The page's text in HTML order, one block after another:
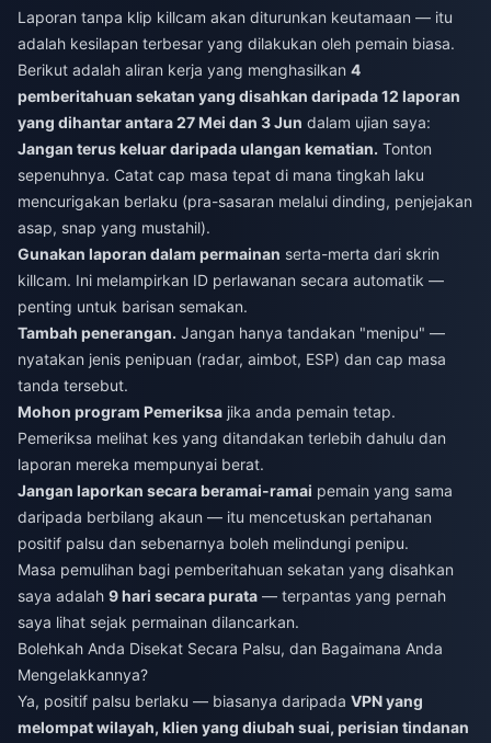
Laporan tanpa klip killcam akan diturunkan keutamaan — itu
adalah kesilapan terbesar yang dilakukan oleh pemain biasa.
Berikut adalah aliran kerja yang menghasilkan 4
pemberitahuan sekatan yang disahkan daripada 12 laporan
yang dihantar antara 27 Mei dan 3 Jun dalam ujian saya:
Jangan terus keluar daripada ulangan kematian. Tonton
sepenuhnya. Catat cap masa tepat di mana tingkah laku
mencurigakan berlaku (pra-sasaran melalui dinding, penjejakan
asap, snap yang mustahil).
Gunakan laporan dalam permainan serta-merta dari skrin
killcam. Ini melampirkan ID perlawanan secara automatik —
penting untuk barisan semakan.
Tambah penerangan. Jangan hanya tandakan "menipu" —
nyatakan jenis penipuan (radar, aimbot, ESP) dan cap masa
tanda tersebut.
Mohon program Pemeriksa jika anda pemain tetap.
Pemeriksa melihat kes yang ditandakan terlebih dahulu dan
laporan mereka mempunyai berat.
Jangan laporkan secara beramai-ramai pemain yang sama
daripada berbilang akaun — itu mencetuskan pertahanan
positif palsu dan sebenarnya boleh melindungi penipu.
Masa pemulihan bagi pemberitahuan sekatan yang disahkan
saya adalah 9 hari secara purata — terpantas yang pernah
saya lihat sejak permainan dilancarkan.
Bolehkah Anda Disekat Secara Palsu, dan Bagaimana Anda
Mengelakkannya?
Ya, positif palsu berlaku — biasanya daripada VPN yang
melompat wilayah, klien yang diubah suai, perisian tindanan